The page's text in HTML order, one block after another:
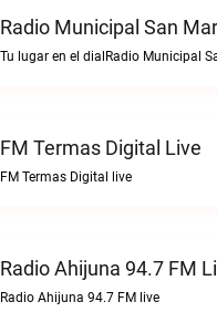
Radio Municipal San
FM Termas Digital Live
FM Termas Digital live
Radio Ahijuna 94.7 FM
Radio Ahijuna 94.7 FM live